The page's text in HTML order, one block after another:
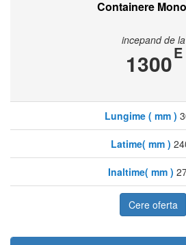
Containere
incepand de la
1300E
Lungime ( mm )
Latime( mm )
Inaltime( mm )
Cere oferta